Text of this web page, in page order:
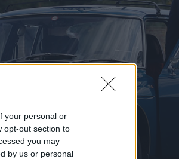
your personal or
opt-out section to
you may
by us or personal